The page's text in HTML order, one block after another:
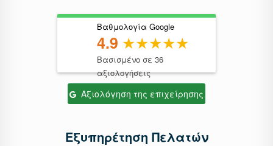
Βαθμολογία Google
4.9
Βασισμένο σε 36
αξιολογήσεις
Αξιολόγηση της επιχείρησης
Εξυπηρέτηση Πελατών